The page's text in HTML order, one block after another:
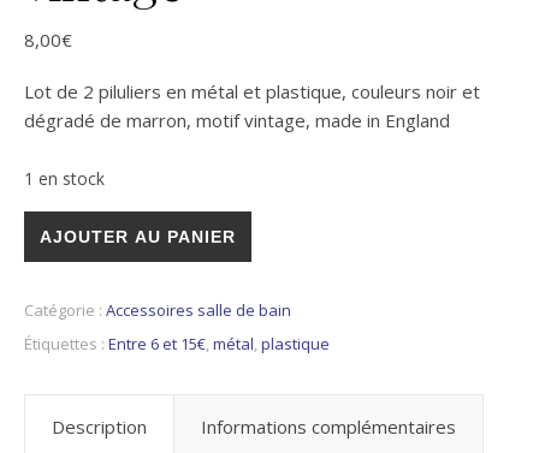
8,00€
Lot de 2 piluliers en métal et plastique, couleurs noir et
dégradé de marron, motif vintage, made in England
1 en stock
quantité de Lot de 2 piluliers vintage
AJOUTER AU PANIER
Catégorie : Accessoires salle de bain
Étiquettes : Entre 6 et 15€,métal,plastique
Description Informations complémentaires